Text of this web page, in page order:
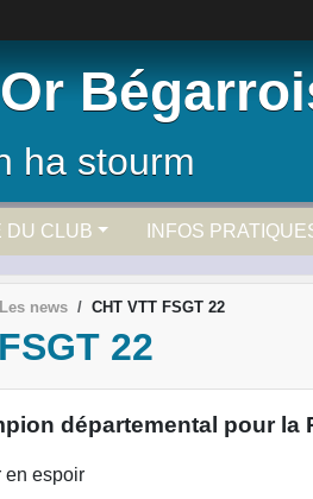
ha stourm
DU CLUB INFOS
Les news CHT VTT FSGT 22
22
départemental pour la
en espoir